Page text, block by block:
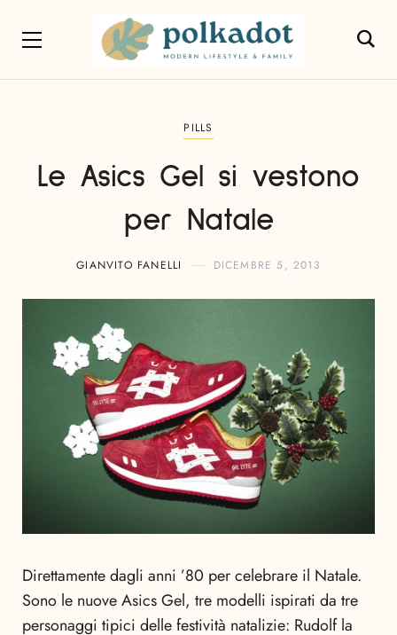
PILLS
Le Asics Gel si vestono
per Natale
GIANVITO FANELLI DICEMBRE 5, 2013
Direttamente dagli anni ’80 per celebrare il Natale.
Sono le nuove Asics Gel, tre modelli ispirati da tre
personaggi tipici delle festività natalizie: Rudolf la